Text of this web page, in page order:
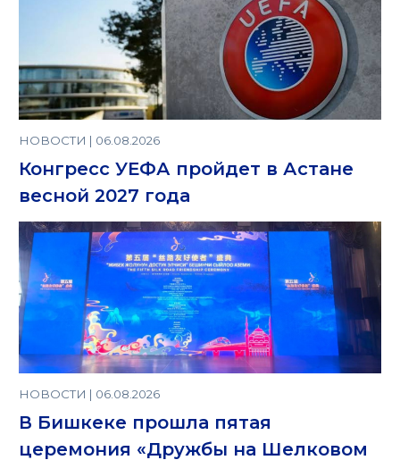
НОВОСТИ | 06.08.2026
Конгресс УЕФА пройдет в Астане
весной 2027 года
НОВОСТИ | 06.08.2026
В Бишкеке прошла пятая
церемония «Дружбы на Шелковом